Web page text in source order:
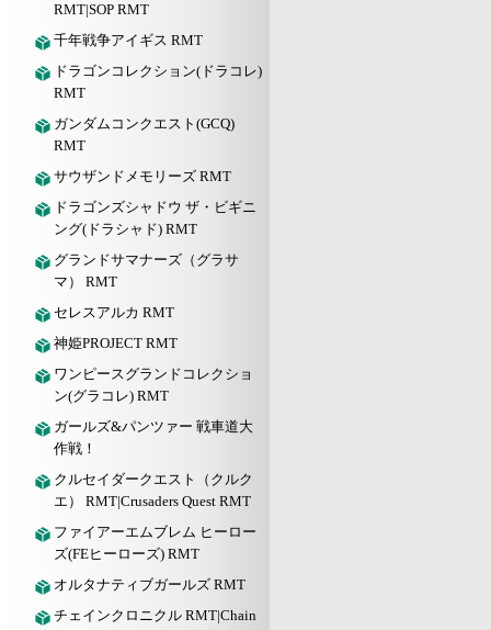
RMT|SOP RMT
千年戦争アイギス RMT
ドラゴンコレクション(ドラコレ)
RMT
ガンダムコンクエスト(GCQ)
RMT
サウザンドメモリーズ RMT
ドラゴンズシャドウ ザ・ビギニ
ング(ドラシャド) RMT
グランドサマナーズ（グラサ
マ） RMT
セレスアルカ RMT
神姫PROJECT RMT
ワンピースグランドコレクショ
ン(グラコレ) RMT
ガールズ&パンツァー 戦車道大
作戦！
クルセイダークエスト（クルク
エ） RMT|Crusaders Quest RMT
ファイアーエムブレム ヒーロー
ズ(FEヒーローズ) RMT
オルタナティブガールズ RMT
チェインクロニクル RMT|Chain